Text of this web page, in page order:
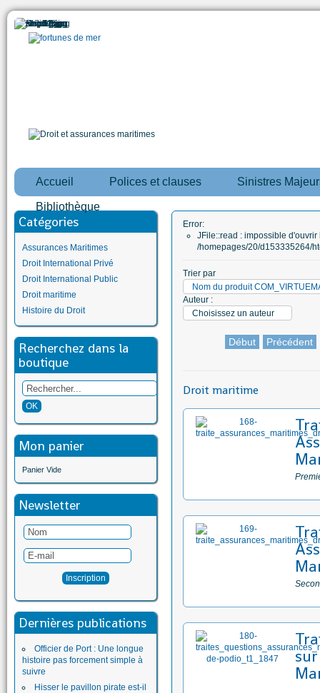
Accueil Polices et clauses Sinistres
Bibliothèque
Catégories
Assurances Maritimes
Droit International Privé
Droit International Public
Droit maritime
Histoire du Droit
Recherchez dans la
boutique
Mon panier
Panier Vide
Newsletter
Dernières publications
Officier de Port : Une longue
histoire pas forcement simple à
suivre
Hisser le pavillon pirate est-il
Error:
JFile::read : impossible d'ouvrir
/homepages/20/d153335264/
Trier par
Nom du produit
Auteur :
Choisissez un auteur
Début Précédent
Droit maritime